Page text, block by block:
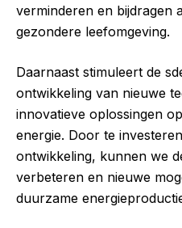
verminderen en bijdragen
gezondere leefomgeving.
Daarnaast stimuleert de
ontwikkeling van nieuwe
innovatieve oplossingen
energie. Door te
ontwikkeling, kunnen we
verbeteren en nieuwe
duurzame